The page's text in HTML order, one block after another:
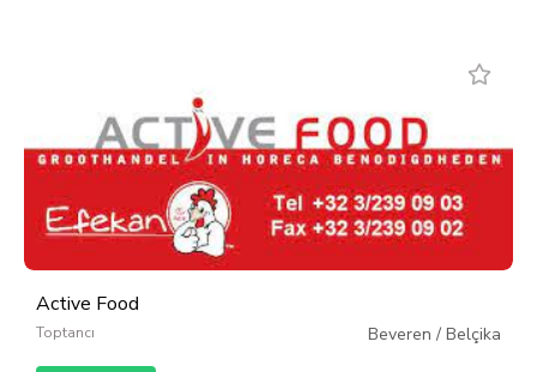
Active Food
Toptancı Beveren / Belçika